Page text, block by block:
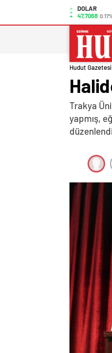
DOLAR
47,7068
Hudut Gazetesi
Trakya
yapmış,